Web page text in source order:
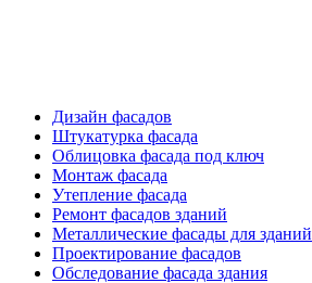
Дизайн фасадов
Штукатурка фасада
Облицовка фасада под ключ
Монтаж фасада
Утепление фасада
Ремонт фасадов зданий
Металлические фасады для зданий
Проектирование фасадов
Обследование фасада здания